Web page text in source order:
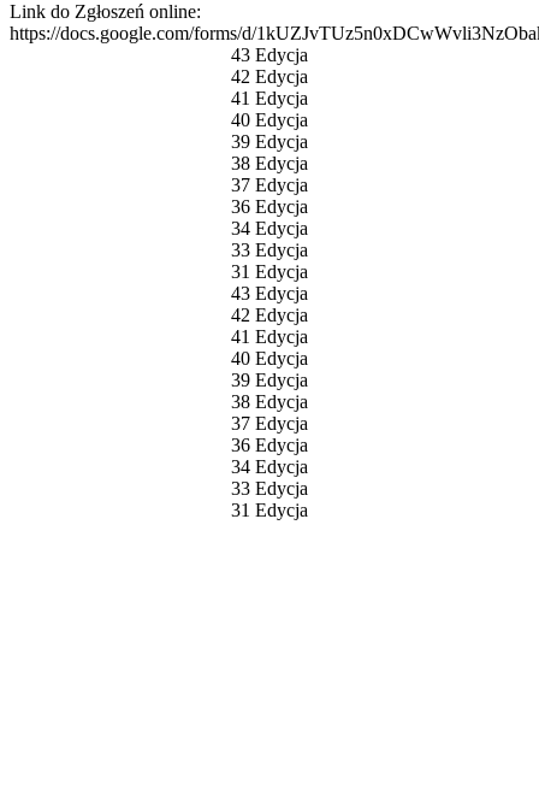
Link do Zgłoszeń online:
https://docs.google.com/forms/d/
43 Edycja
42 Edycja
41 Edycja
40 Edycja
39 Edycja
38 Edycja
37 Edycja
36 Edycja
34 Edycja
33 Edycja
31 Edycja
43 Edycja
42 Edycja
41 Edycja
40 Edycja
39 Edycja
38 Edycja
37 Edycja
36 Edycja
34 Edycja
33 Edycja
31 Edycja